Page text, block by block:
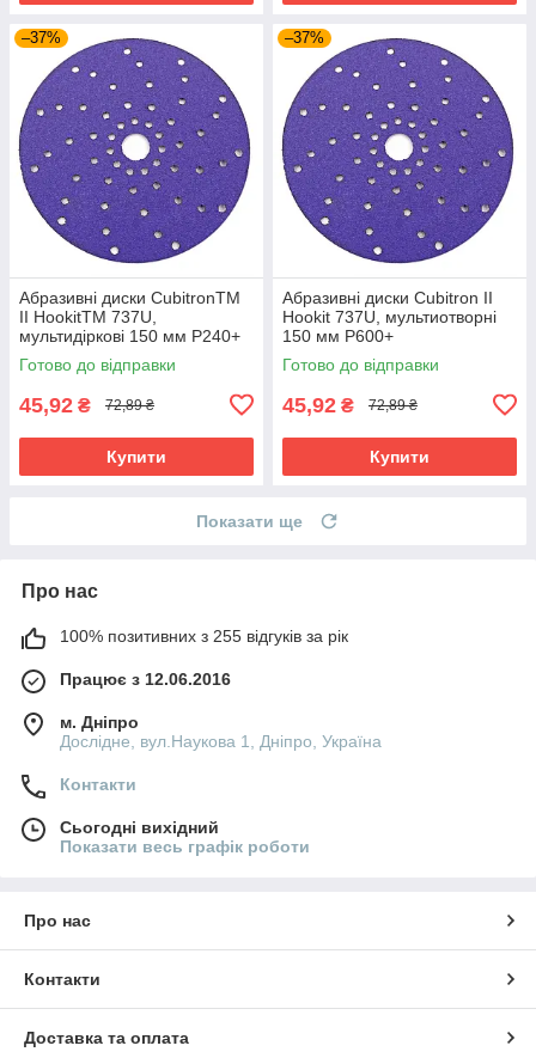
–37%
Абразивні диски CubitronTM
II HookitTM 737U,
мультидіркові 150 мм P240+
Готово до відправки
45,92 ₴ 72,89 ₴
Купити
–37%
Абразивні диски Cubitron II
Hookit 737U, мультиотворні
150 мм P600+
Готово до відправки
45,92 ₴ 72,89 ₴
Купити
Показати ще
Про нас
100% позитивних з 255 відгуків за рік
Працює з 12.06.2016
м. Дніпро
Дослідне, вул.Наукова 1, Дніпро, Україна
Контакти
Сьогодні вихідний
Показати весь графік роботи
Про нас
Контакти
Доставка та оплата